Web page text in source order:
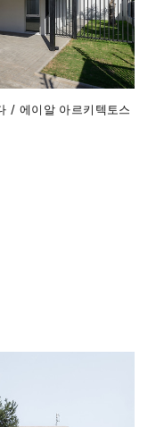
/ 에이알 아르키텍토스